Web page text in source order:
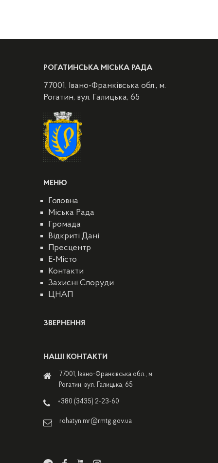
РОГАТИНСЬКА МІСЬКА РАДА
77001, Івано-Франківська обл., м.
Рогатин, вул. Галицька, 65
МЕНЮ
Головна
Міська Рада
Громада
Відкриті Дані
Пресцентр
E-Місто
Контакти
Захисні Споруди
ЦНАП
ЗВЕРНЕННЯ
НАШІ КОНТАКТИ
77001, Івано-Франківська обл., м.
Рогатин, вул. Галицька, 65
+380 (3435) 2-23-60
rohatyn.mr@rmtg.gov.ua